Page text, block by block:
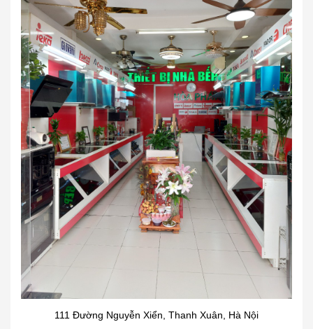
111 Đường Nguyễn Xiển, Thanh Xuân, Hà Nội